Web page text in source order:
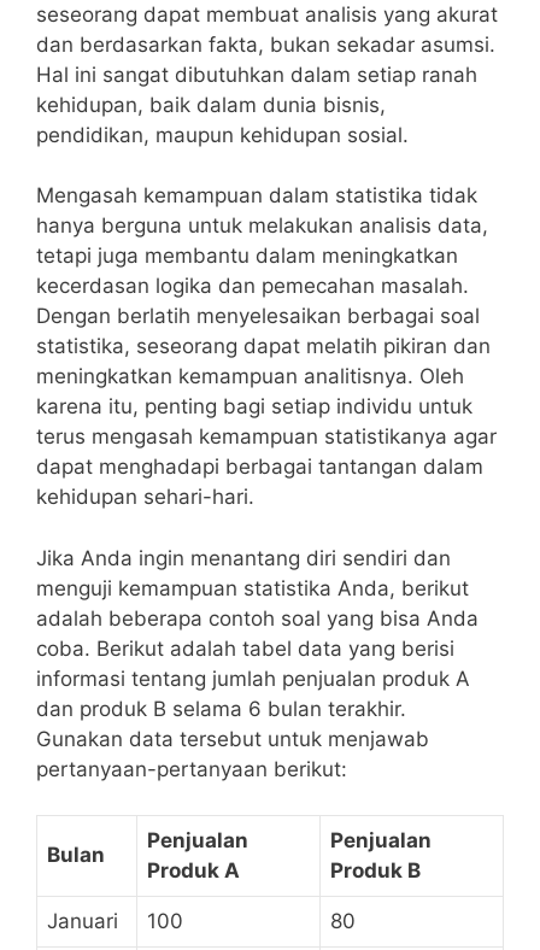
⁣seseorang dapat membuat analisis yang ⁤akurat
dan berdasarkan fakta, bukan‌ sekadar⁢ asumsi.
Hal ini ‍sangat⁢ dibutuhkan dalam setiap ranah
⁣kehidupan, baik dalam dunia bisnis,
pendidikan, maupun kehidupan sosial.
Mengasah kemampuan dalam statistika⁣ tidak
hanya berguna⁢ untuk melakukan⁤ analisis ⁢data,
tetapi⁤ juga membantu dalam meningkatkan
⁢kecerdasan⁤ logika dan ‌pemecahan⁤ masalah.
Dengan berlatih​ menyelesaikan berbagai soal
statistika, seseorang⁣ dapat melatih pikiran dan ​
meningkatkan ⁤kemampuan analitisnya. Oleh
⁤karena itu, penting bagi setiap individu untuk
terus mengasah kemampuan statistikanya‌ agar
dapat menghadapi berbagai tantangan⁤ dalam‍
kehidupan sehari-hari.
Jika Anda⁢ ingin menantang diri sendiri‌ dan
menguji kemampuan ​statistika Anda,‌ berikut
adalah ‍beberapa contoh ⁢soal yang⁢ bisa Anda‌
coba. Berikut adalah tabel data yang berisi
informasi⁣ tentang⁣ jumlah penjualan produk ‍A
‍dan produk B selama 6 bulan⁢ terakhir.⁣
Gunakan ‌data ⁣tersebut untuk menjawab⁢
pertanyaan-pertanyaan ​berikut:
Bulan
Penjualan
Produk A
Penjualan​
Produk B
Januari 100 80